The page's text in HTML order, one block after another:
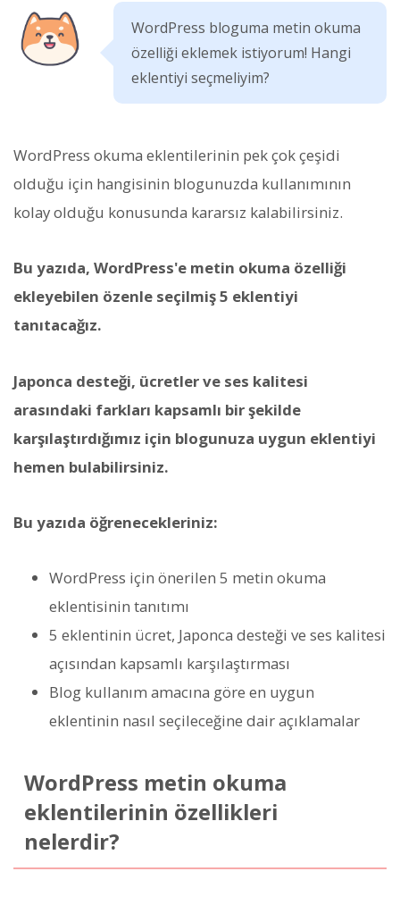
WordPress bloguma metin okuma
özelliği eklemek istiyorum! Hangi
eklentiyi seçmeliyim?
WordPress okuma eklentilerinin pek çok çeşidi
olduğu için hangisinin blogunuzda kullanımının
kolay olduğu konusunda kararsız kalabilirsiniz.
Bu yazıda, WordPress'e metin okuma özelliği
ekleyebilen özenle seçilmiş 5 eklentiyi
tanıtacağız.
Japonca desteği, ücretler ve ses kalitesi
arasındaki farkları kapsamlı bir şekilde
karşılaştırdığımız için blogunuza uygun eklentiyi
hemen bulabilirsiniz.
Bu yazıda öğrenecekleriniz:
WordPress için önerilen 5 metin okuma
eklentisinin tanıtımı
5 eklentinin ücret, Japonca desteği ve ses kalitesi
açısından kapsamlı karşılaştırması
Blog kullanım amacına göre en uygun
eklentinin nasıl seçileceğine dair açıklamalar
WordPress metin okuma
eklentilerinin özellikleri
nelerdir?